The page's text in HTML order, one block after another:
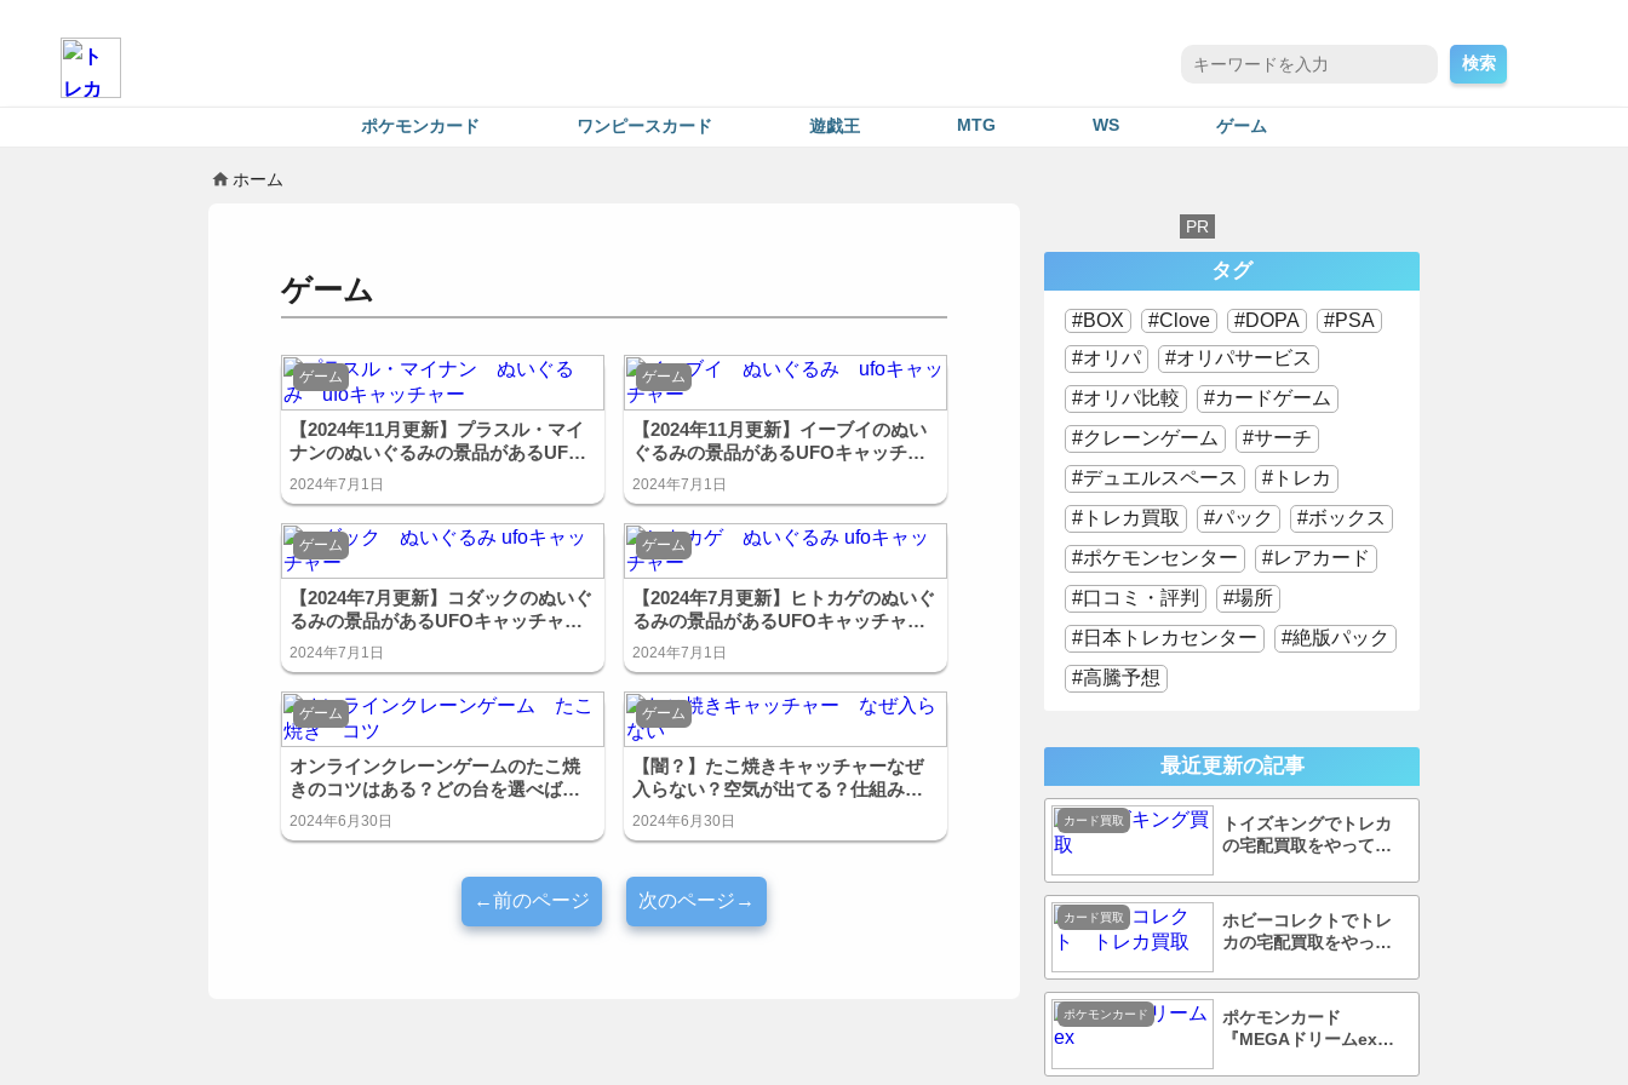
検索
ポケモンカード ワンピースカード 遊戯王 MTG WS ゲーム
ホーム
ゲーム
【2024年11月更新】プラスル・マイ
ナンのぬいぐるみの景品があるUFO
キャッチャーまとめ！
2024年7月1日
ゲーム
【2024年11月更新】イーブイのぬい
ぐるみの景品があるUFOキャッチャ
ーまとめ！
2024年7月1日
ゲーム
【2024年7月更新】コダックのぬいぐ
るみの景品があるUFOキャッチャー
まとめ！
2024年7月1日
ゲーム
【2024年7月更新】ヒトカゲのぬいぐ
るみの景品があるUFOキャッチャー
まとめ！
2024年7月1日
ゲーム
オンラインクレーンゲームのたこ焼
きのコツはある？どの台を選べばい
いの？
2024年6月30日
ゲーム
【闇？】たこ焼きキャッチャーなぜ
入らない？空気が出てる？仕組みを
解説！
2024年6月30日
ゲーム
←前のページ 次のページ→
タグ
BOX Clove DOPA
PSA
オリパ
オリパサービス
オリパ比較
カードゲーム
クレーンゲーム
サーチ
デュエルスペース
トレカ
トレカ買取
パック
ボックス
ポケモンセンター
レアカード
口コミ・評判
場所
日本トレカセンター
絶版パック
高騰予想
最近更新の記事
トイズキングでトレカ
の宅配買取をやってみ
カード買取
ホビーコレクトでトレ
カの宅配買取をやって
カード買取
ポケモンカード
『MEGAドリームex』
ポケモンカード